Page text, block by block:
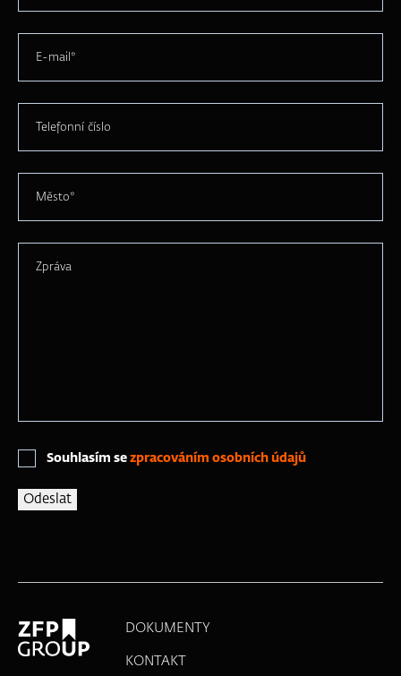
E-mail*
Telefonní číslo
Město*
Zpráva
Souhlasím se zpracováním osobních údajů
DOKUMENTY
KONTAKT